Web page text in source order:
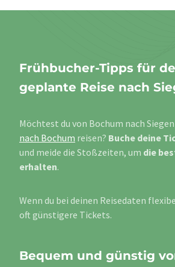
Frühbucher-Tipps für
geplante Reise nach
Möchtest du von Bochum nach
nach Bochum reisen? Buche deine
und meide die Stoßzeiten, um die
erhalten.
Wenn du bei deinen Reisedaten
oft günstigere Tickets.
Bequem und günstig